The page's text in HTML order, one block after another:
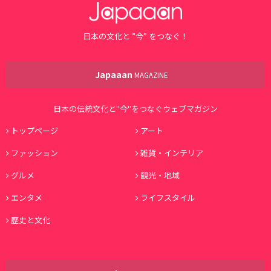
日本の文化と ”今” をつなぐ！
Japaaan MAGAZINE
日本の伝統文化と"今"をつなぐウェブマガジン
トップページ
アート
ファッション
雑貨・インテリア
グルメ
観光・地域
エンタメ
ライフスタイル
歴史と文化